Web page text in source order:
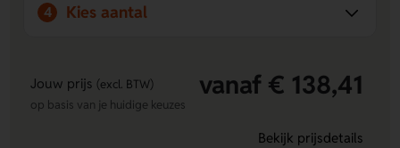
4 Kies aantal
Jouw prijs (excl. BTW) vanaf € 138,41
op basis van je huidige keuzes
Bekijk prijsdetails